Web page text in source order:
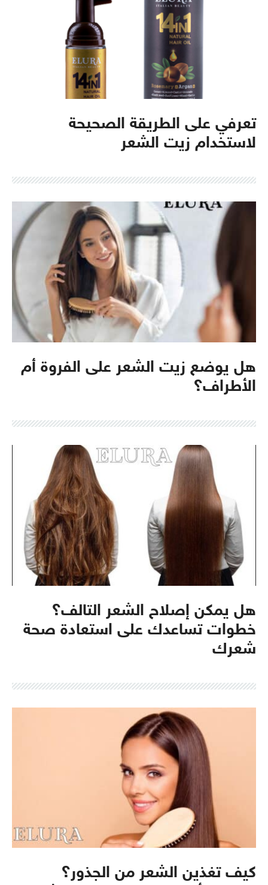
تعرفي على الطريقة الصحيحة
لاستخدام زيت الشعر
هل يوضع زيت الشعر على الفروة أم
الأطراف؟
هل يمكن إصلاح الشعر التالف؟
خطوات تساعدك على استعادة صحة
شعرك
كيف تغذين الشعر من الجذور؟